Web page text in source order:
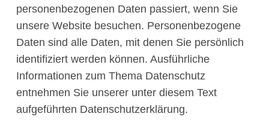
personenbezogenen Daten passiert, wenn Sie
unsere Website besuchen. Personenbezogene
Daten sind alle Daten, mit denen Sie persönlich
identifiziert werden können. Ausführliche
Informationen zum Thema Datenschutz
entnehmen Sie unserer unter diesem Text
aufgeführten Datenschutzerklärung.